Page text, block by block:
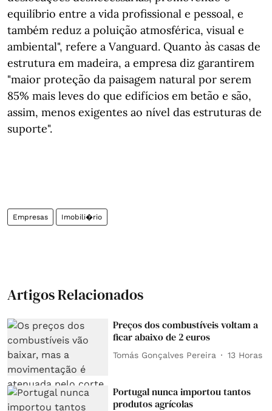
equilíbrio entre a vida profissional e pessoal, e
também reduz a poluição atmosférica, visual e
ambiental", refere a Vanguard. Quanto às casas de
estrutura em madeira, a empresa diz garantirem
"maior proteção da paisagem natural por serem
85% mais leves do que edifícios em betão e são,
assim, menos exigentes ao nível das estruturas de
suporte".
Empresas Imobili�rio
Artigos Relacionados
Preços dos combustíveis voltam a
ficar abaixo de 2 euros
Tomás Gonçalves Pereira 13 Horas
Portugal nunca importou tantos
produtos agrícolas